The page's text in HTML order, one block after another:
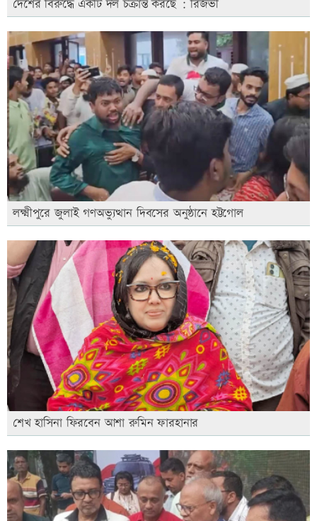
দেশের বিরুদ্ধে একটি দল চক্রান্ত করছে : রিজভী
লক্ষ্মীপুরে জুলাই গণঅভ্যুত্থান দিবসের অনুষ্ঠানে হট্টগোল
শেখ হাসিনা ফিরবেন আশা রুমিন ফারহানার